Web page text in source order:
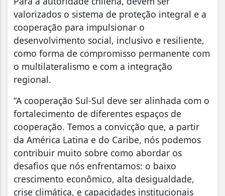
valorizados o sistema de proteção integral e a
cooperação para impulsionar o
desenvolvimento social, inclusivo e resiliente,
como forma de compromisso permanente com
o multilateralismo e com a integração
regional.
“A cooperação Sul-Sul deve ser alinhada com o
fortalecimento de diferentes espaços de
cooperação. Temos a convicção que, a partir
da América Latina e do Caribe, nós podemos
contribuir muito sobre como abordar os
desafios que nós enfrentamos: o baixo
crescimento econômico, alta desigualdade,
crise climática, e capacidades institucionais